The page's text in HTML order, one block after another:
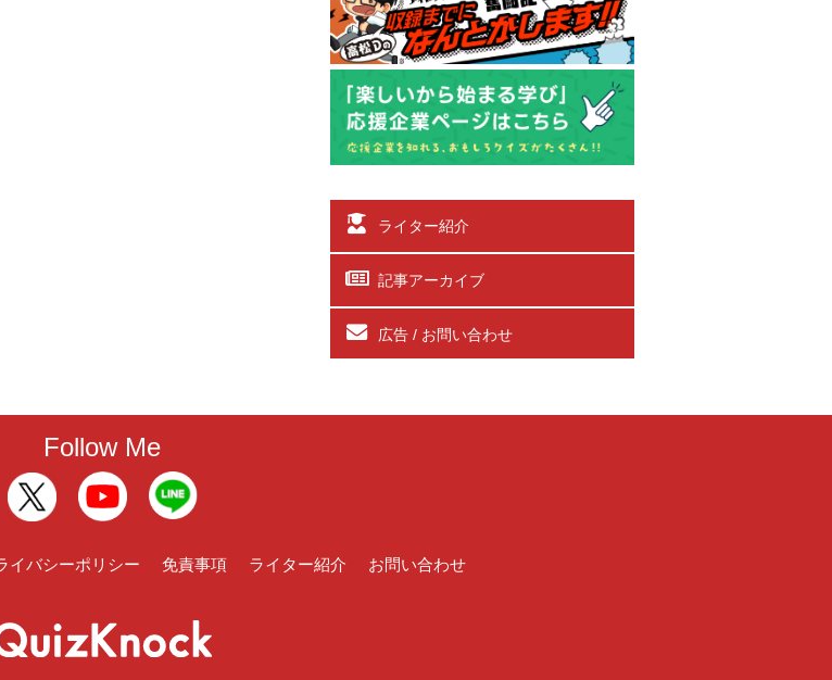
ライター紹介
記事アーカイブ
広告 / お問い合わせ
Follow Me
イバシーポリシー 免責事項 ライター紹介 お問い合わせ